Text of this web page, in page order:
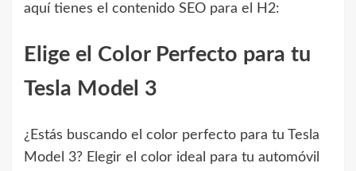
aquí tienes el contenido SEO para el H2:
Elige el Color Perfecto para tu
Tesla Model 3
¿Estás buscando el color perfecto para tu Tesla
Model 3? Elegir el color ideal para tu automóvil